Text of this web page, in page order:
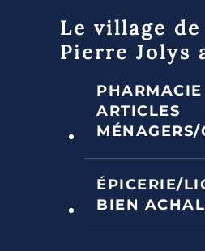
Le village de
Pierre Jolys
PHARMACIE
ARTICLES
ÉPICERIE/
BIEN